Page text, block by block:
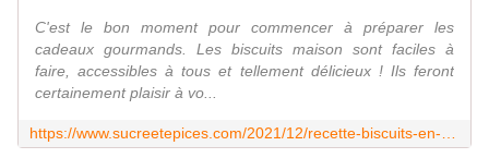
C'est le bon moment pour commencer à préparer les
cadeaux gourmands. Les biscuits maison sont faciles à
faire, accessibles à tous et tellement délicieux ! Ils feront
certainement plaisir à vo...